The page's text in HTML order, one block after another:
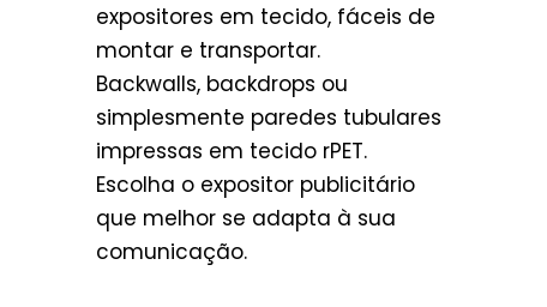
expositores em tecido, fáceis de
montar e transportar.
Backwalls, backdrops ou
simplesmente paredes tubulares
impressas em tecido rPET.
Escolha o expositor publicitário
que melhor se adapta à sua
comunicação.